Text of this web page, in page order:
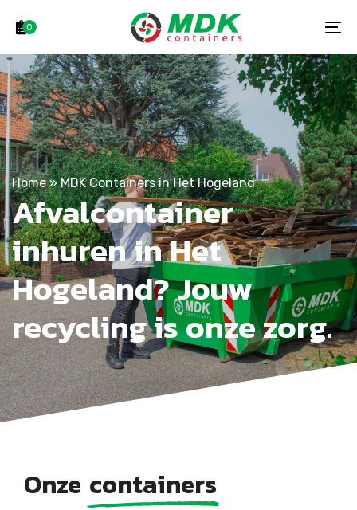
links
navigation
Skip
to
content
0
Home»MDK Containers in Het Hogeland
Afvalcontainer
inhuren in Het
Hogeland? Jouw
recycling is onze zorg.
Onze containers